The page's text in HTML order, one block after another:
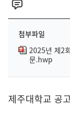
첨부파일
2025년 제2
문.hwp
제주대학교 공